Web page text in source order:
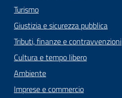
Turismo
Giustizia e sicurezza pubblica
Tributi, finanze e contravvenzioni
Cultura e tempo libero
Ambiente
Imprese e commercio